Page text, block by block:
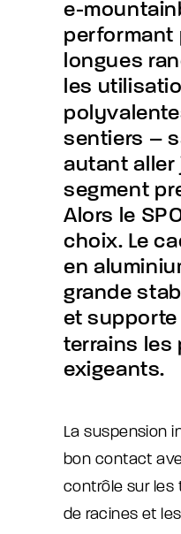
e-
performant
longues
les
sentiers –
autant aller
segment
Alors le
choix. Le
en
grande
et supporte
terrains les
exigeants.
La suspension
bon contact
contrôle sur les
de racines et